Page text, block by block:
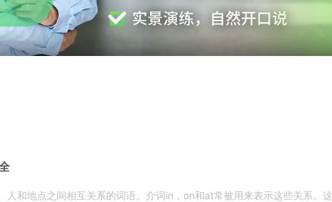
人和地点之间相互关系的词语。介词in，on和at常被用来表示这些关系。